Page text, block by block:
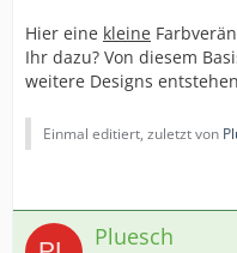
Hier eine kleine
Ihr dazu? Von diesem
weitere Designs
Einmal editiert, zuletzt von
Pluesch